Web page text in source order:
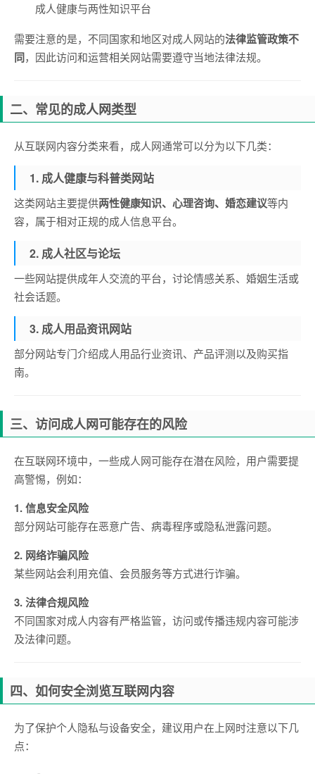
成人健康与两性知识平台
需要注意的是，不同国家和地区对成人网站的法律监管政策不
同，因此访问和运营相关网站需要遵守当地法律法规。
二、常见的成人网类型
从互联网内容分类来看，成人网通常可以分为以下几类：
1. 成人健康与科普类网站
这类网站主要提供两性健康知识、心理咨询、婚恋建议等内
容，属于相对正规的成人信息平台。
2. 成人社区与论坛
一些网站提供成年人交流的平台，讨论情感关系、婚姻生活或
社会话题。
3. 成人用品资讯网站
部分网站专门介绍成人用品行业资讯、产品评测以及购买指
南。
三、访问成人网可能存在的风险
在互联网环境中，一些成人网可能存在潜在风险，用户需要提
高警惕，例如：
1. 信息安全风险
部分网站可能存在恶意广告、病毒程序或隐私泄露问题。
2. 网络诈骗风险
某些网站会利用充值、会员服务等方式进行诈骗。
3. 法律合规风险
不同国家对成人内容有严格监管，访问或传播违规内容可能涉
及法律问题。
四、如何安全浏览互联网内容
为了保护个人隐私与设备安全，建议用户在上网时注意以下几
点：